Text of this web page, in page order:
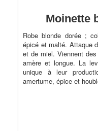
Moinette
Robe blonde dorée ;
épicé et malté. Attaque
et de miel. Viennent
amère et longue. La
unique à leur
amertume, épice et